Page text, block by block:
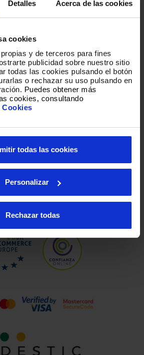
Detalles Acerca de las cookies
cookies
y de terceros para fines
publicidad sobre nuestro sitio
todas las cookies pulsando el botón
o rechazar su uso pulsando en
Puedes obtener más
cookies, consultando
todas las cookies
Personalizar
Rechazar todas
Loading